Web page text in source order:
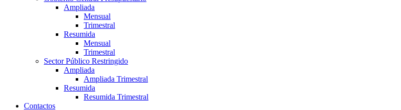
Ampliada
Mensual
Trimestral
Resumida
Mensual
Trimestral
Sector Público Restringido
Ampliada
Ampliada Trimestral
Resumida
Resumida Trimestral
Contactos